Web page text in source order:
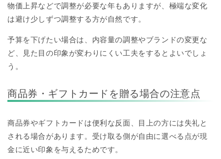
物価上昇などで調整が必要な年もありますが、極端な変化
は避け少しずつ調整する方が自然です。
予算を下げたい場合は、内容量の調整やブランドの変更な
ど、見た目の印象が変わりにくい工夫をするとよいでしょ
う。
商品券・ギフトカードを贈る場合の注意点
商品券やギフトカードは便利な反面、目上の方には失礼と
される場合があります。受け取る側が自由に選べる点が現
金に近い印象を与えるためです。